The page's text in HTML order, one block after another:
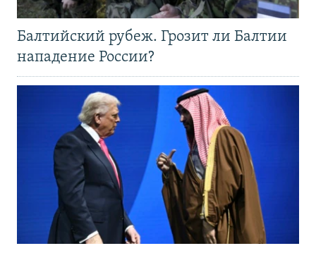
Балтийский рубеж. Грозит ли Балтии
нападение России?